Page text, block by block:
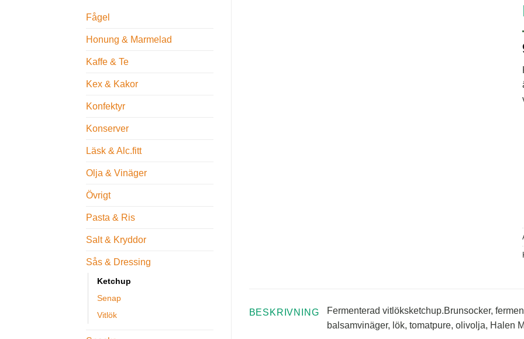
Fågel
Honung & Marmelad
Kaffe & Te
Kex & Kakor
Konfektyr
Konserver
Läsk & Alc.fitt
Olja & Vinäger
Övrigt
Pasta & Ris
Salt & Kryddor
Sås & Dressing
Ketchup
Senap
Vitlök
BESKRIVNING
Fermenterad vitlöksketchup.Brunsocker,
balsamvinäger, lök, tomatpure, olivolja, Halen